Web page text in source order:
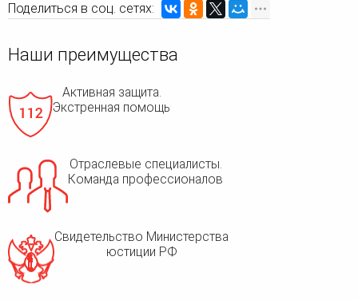
Поделиться в соц. сетях:
Наши преимущества
Активная защита.
Экстренная помощь
Отраслевые специалисты.
Команда профессионалов
Свидетельство Министерства
юстиции РФ